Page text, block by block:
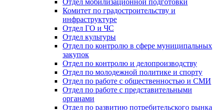
Комитет по градостроительству и
инфраструктуре
Отдел ГО и ЧС
Отдел культуры
Отдел по контролю в сфере муниципальных
закупок
Отдел по контролю и делопроизводству
Отдел по молодежной политике и спорту
Отдел по работе с общественностью и СМИ
Отдел по работе с представительными
органами
Отдел по развитию потребительского рынка